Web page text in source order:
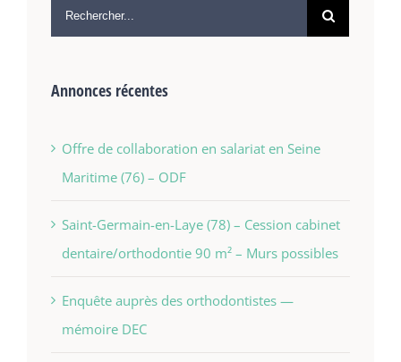
Annonces récentes
Offre de collaboration en salariat en Seine
Maritime (76) – ODF
Saint-Germain-en-Laye (78) – Cession cabinet
dentaire/orthodontie 90 m² – Murs possibles
Enquête auprès des orthodontistes —
mémoire DEC